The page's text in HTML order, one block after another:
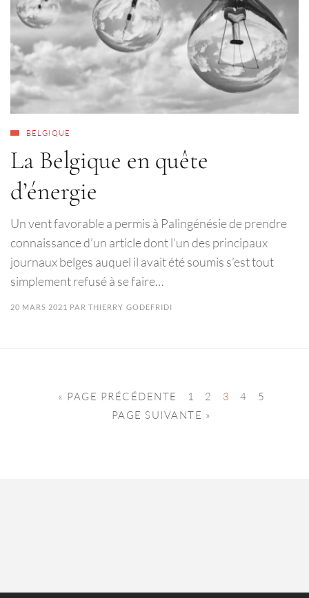
BELGIQUE
La Belgique en quête
d’énergie
Un vent favorable a permis à Palingénésie de prendre
connaissance d’un article dont l’un des principaux
journaux belges auquel il avait été soumis s’est tout
simplement refusé à se faire…
20 MARS 2021 PAR THIERRY GODEFRIDI
« PAGE PRÉCÉDENTE 1 2 3 4
5
PAGE SUIVANTE »